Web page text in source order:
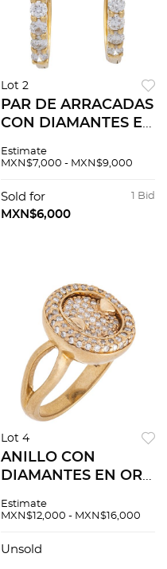
Lot 2
PAR DE ARRACADAS
CON DIAMANTES EN
14K. Diamantes
ct
Estimate
MXN$7,000 - MXN$9,000
1 Bid
Sold for
MXN$6,000
Lot 4
ANILLO CON
DIAMANTES EN ORO
Diamantes corte
Peso: 7.5 g. Talla: 8
Estimate
MXN$12,000 - MXN$16,000
Unsold